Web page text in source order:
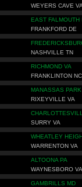
WEYERS CAVE
EAST FALMOUTH
FRANKFORD DE
NASHVILLE TN
RICHMOND VA
FRANKLINTON NC
MANASSAS
RIXEYVILLE VA
SURRY VA
WHEATLEY
WARRENTON VA
ALTOONA PA
WAYNESBORO VA
GAMBRILLS MD